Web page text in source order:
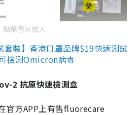
點擊圖片放大
套裝】香港口罩品牌$19快速測試
檢測Omicron病毒
2 抗原快速檢測盒
官方APP上有售fluorecare